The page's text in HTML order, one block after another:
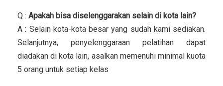
Q : Apakah bisa diselenggarakan selain di kota lain?
A : Selain kota-kota besar yang sudah kami sediakan.
Selanjutnya, penyelenggaraan pelatihan dapat
diadakan di kota lain, asalkan memenuhi minimal kuota
5 orang untuk setiap kelas